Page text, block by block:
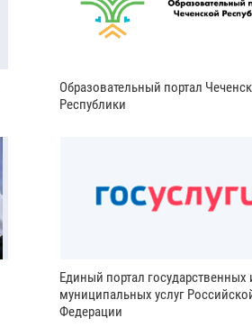
Образовательный портал
Республики
Единый портал государственных
муниципальных услуг
Федерации